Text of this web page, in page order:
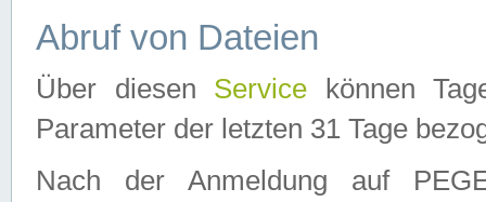
Abruf von Dateien
Über diesen Service können
Parameter der letzten 31 Tage
Nach der Anmeldung auf